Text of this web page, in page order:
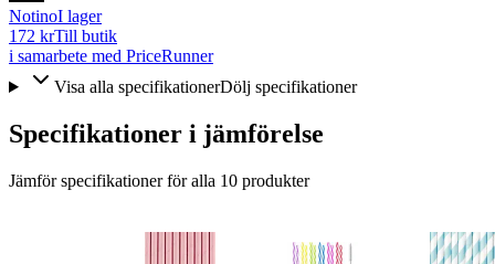
NotinoI lager
172 krTill butik
i samarbete med PriceRunner
Visa alla specifikationerDölj specifikationer
Specifikationer i jämförelse
Jämför specifikationer för alla 10 produkter